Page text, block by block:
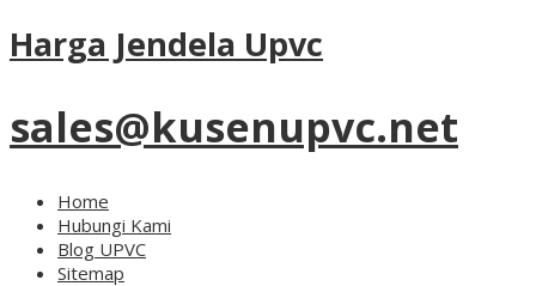
Harga Jendela Upvc
sales@kusenupvc.net
Home
Hubungi Kami
Blog UPVC
Sitemap